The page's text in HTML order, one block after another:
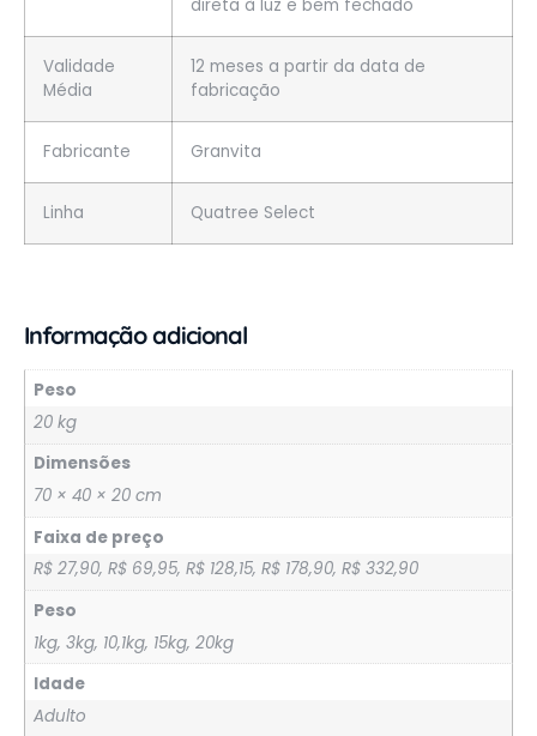
direta à luz e bem fechado
Validade
Média
12 meses a partir da data de
fabricação
Fabricante Granvita
Linha Quatree Select
Informação adicional
Peso
20 kg
Dimensões
70 × 40 × 20 cm
Faixa de preço
R$ 27,90, R$ 69,95, R$ 128,15, R$ 178,90, R$ 332,90
Peso
1kg, 3kg, 10,1kg, 15kg, 20kg
Idade
Adulto